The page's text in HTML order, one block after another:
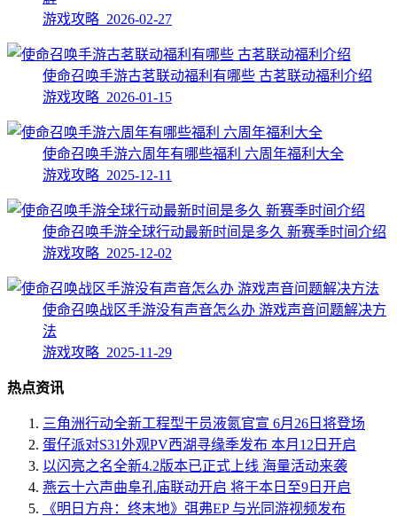
游戏攻略 2026-02-27
使命召唤手游古茗联动福利有哪些 古茗联动福利介绍
游戏攻略 2026-01-15
使命召唤手游六周年有哪些福利 六周年福利大全
游戏攻略 2025-12-11
使命召唤手游全球行动最新时间是多久 新赛季时间介绍
游戏攻略 2025-12-02
使命召唤战区手游没有声音怎么办 游戏声音问题解决方
法
游戏攻略 2025-11-29
热点资讯
三角洲行动全新工程型干员液氮官宣 6月26日将登场
蛋仔派对S31外观PV西湖寻缘季发布 本月12日开启
以闪亮之名全新4.2版本已正式上线 海量活动来袭
燕云十六声曲阜孔庙联动开启 将于本日至9日开启
《明日方舟：终末地》弭弗EP 与光同游视频发布